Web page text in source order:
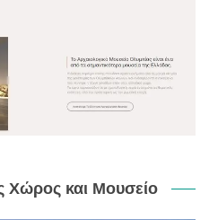
Χώρος και Μουσείο